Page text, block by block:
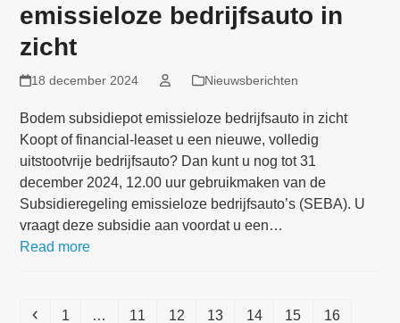
emissieloze bedrijfsauto in
zicht
18 december 2024 Nieuwsberichten
Bodem subsidiepot emissieloze bedrijfsauto in zicht
Koopt of financial-leaset u een nieuwe, volledig
uitstootvrije bedrijfsauto? Dan kunt u nog tot 31
december 2024, 12.00 uur gebruikmaken van de
Subsidieregeling emissieloze bedrijfsauto’s (SEBA). U
vraagt deze subsidie aan voordat u een…
Read more
Previous
Page
1 … Page
11 Page
12 Page
13 Page
14 Page
15 Page
16